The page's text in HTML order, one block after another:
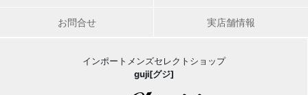
お問合せ 実店舗情報
インポートメンズセレクトショップ
guji[グジ]